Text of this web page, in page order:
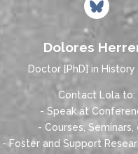
Dolores
Doctor [PhD] in
Contact Lola to:
- Speak at
- Courses, Seminars,
- Foster and Support